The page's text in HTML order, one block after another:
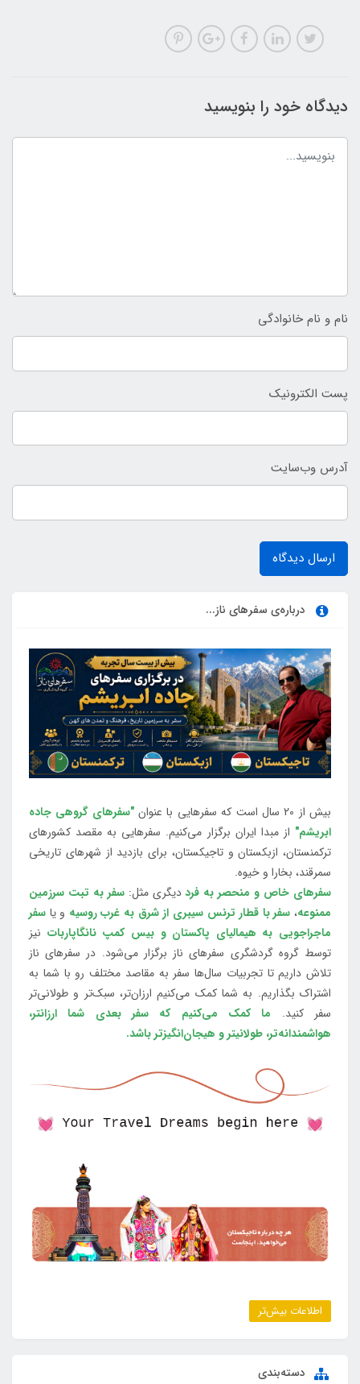
دیدگاه خود را بنویسید
نام و نام خانوادگی
پست الکترونیک
آدرس وب‌سایت
ارسال دیدگاه
درباره‌ی سفرهای ناز...
بیش از 20 سال است که سفرهایی با عنوان
"سفرهای گروهی جاده
ابریشم" از مبدا ایران برگزار می‌کنیم. سفرهایی به مقصد کشورهای
ترکمنستان، ازبکستان و تاجیکستان، برای بازدید از شهرهای تاریخی
سمرقند، بخارا و خیوه.
سفرهای خاص و منحصر به فرددیگری مثل:سفر به تبت سرزمین
ممنوعه، سفر با قطار ترنس سیبری از شرق به غرب روسیه و یا سفر
ماجراجویی به هیمالیای پاکستان و بیس کمپ نانگاپاربات نیز
توسط گروه گردشگری سفرهای ناز برگزار می‌شود. در سفرهای ناز
تلاش داریم تا تجربیات سال‌ها سفر به مقاصد مختلف رو با شما به
اشتراک بگذاریم. به شما کمک می‌کنیم ارزان‌تر، سبک‌تر و طولانی‌تر
سفر کنید. ما کمک می‌کنیم که سفر بعدی شما ارزانتر،
هواشمندانه‌تر، طولانی‎تر و هیجان‌انگیزتر باشد.
اطلاعات بیش‌تر
دسته‌بندی